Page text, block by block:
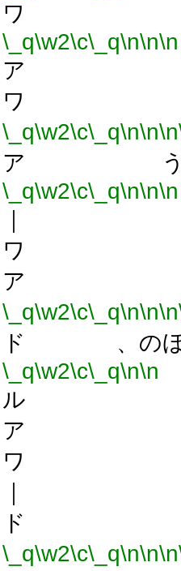
ワ
\_q\w2\c\_q\n\n\n
ア
ワ
\_q\w2\c\_q\n\n\n
ア う
\_q\w2\c\_q\n\n\n
ワ
ア
\_q\w2\c\_q\n\n\n
ド 、のほ
\_q\w2\c\_q\n\n
ル
ア
ワ
ド
\_q\w2\c\_q\n\n\n